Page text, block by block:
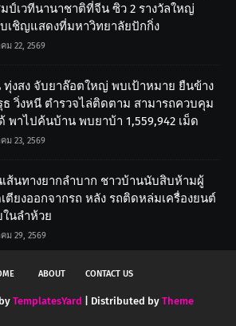
ป์เวทีนานาชาติที่จีน ซิว 2 รางวัลใหญ่
เชิญแสดงที่มหาวิทยาลัยปักกิ่ง
ม 22, 2569
ทุ่งสง จับยาล๊อตใหญ่ พบเป้าหมาย ยืนข้าง
ธ วิ่งหนี ตำรวจไล่ติดตาม สามารถควบคุม
พาไปค้นบ้าน พบยาบ้า 1,559,942 เม็ด
ม 23, 2569
ส้นทางยากลำบาก ชาวบ้านนับสิบห้ามผู้
ตียงออกจากรถ หลัง รถติดหล่มเครื่องยนต์
นลำห้วย
ม 29, 2569
ABOUT CONTACT US
by TemplatesYard | Distributed by Theme